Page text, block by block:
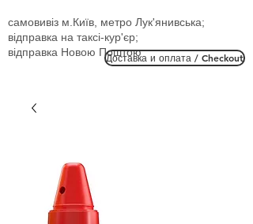
самовивіз м.Київ, метро Лук'янивська;
відправка на таксі-кур'єр;
відправка Новою ПоштоюДоставка и оплата / Checkout